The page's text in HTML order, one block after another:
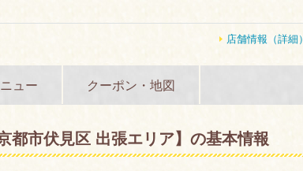
店舗情報（詳細）
ュー クーポン・地図
都市伏見区 出張エリア】の基本情報